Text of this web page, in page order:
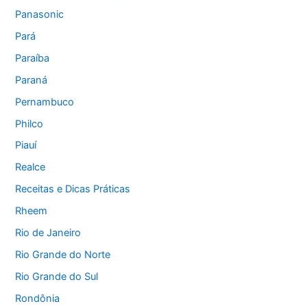
Panasonic
Pará
Paraíba
Paraná
Pernambuco
Philco
Piauí
Realce
Receitas e Dicas Práticas
Rheem
Rio de Janeiro
Rio Grande do Norte
Rio Grande do Sul
Rondônia